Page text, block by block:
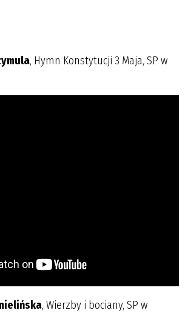
, Hymn Konstytucji 3 Maja, SP w
, Wierzby i bociany, SP w